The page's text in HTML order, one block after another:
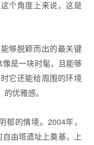
个角度上来说，这是
够脱颖而出的最关键
是一块时髦，且能够
它还能给周围的环境
优雅感。
郁的情境。2004年，
由塔遗址上奠基，上